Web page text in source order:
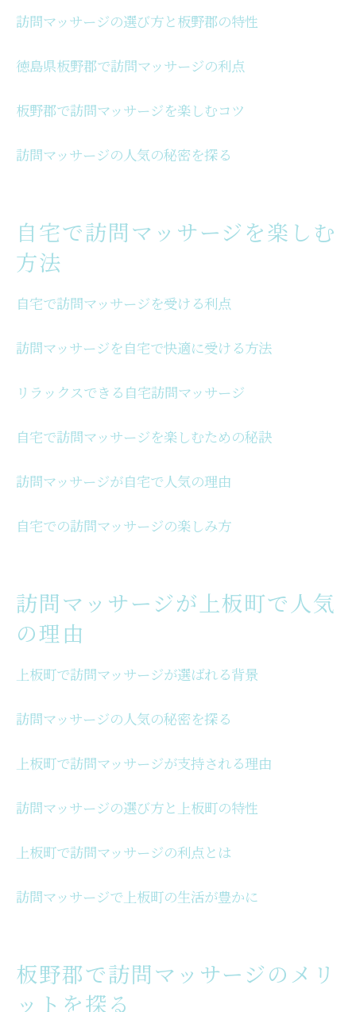
る
板野郡の訪問マッサージが支持される理由
個人に適した訪問マッサージの選び方
訪問マッサージで個別対応の魅力を享受
方
徳島県で自宅訪問マッサージの利点
徳島県で自宅訪問マッサージの魅力とは
徳島県で訪問マッサージが支持される理由
自宅での訪問マッサージの人気の秘密
徳島県で訪問マッサージが注目される理由
訪問マッサージの選び方と板野郡の特性
徳島県板野郡で訪問マッサージの利点
板野郡で訪問マッサージを楽しむコツ
訪問マッサージの人気の秘密を探る
自宅で訪問マッサージを楽しむ
方法
自宅で訪問マッサージを受ける利点
訪問マッサージを自宅で快適に受ける方法
リラックスできる自宅訪問マッサージ
自宅で訪問マッサージを楽しむための秘訣
訪問マッサージが自宅で人気の理由
自宅での訪問マッサージの楽しみ方
訪問マッサージが上板町で人気
の理由
上板町で訪問マッサージが選ばれる背景
訪問マッサージの人気の秘密を探る
上板町で訪問マッサージが支持される理由
訪問マッサージの選び方と上板町の特性
上板町で訪問マッサージの利点とは
訪問マッサージで上板町の生活が豊かに
板野郡で訪問マッサージのメリ
ットを探る